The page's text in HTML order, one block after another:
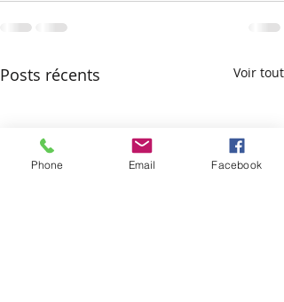
Posts récents Voir tout
Phone Email Facebook